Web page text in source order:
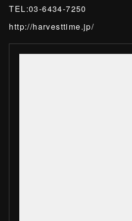
TEL:03-6434-7250
http://harvesttime.jp/